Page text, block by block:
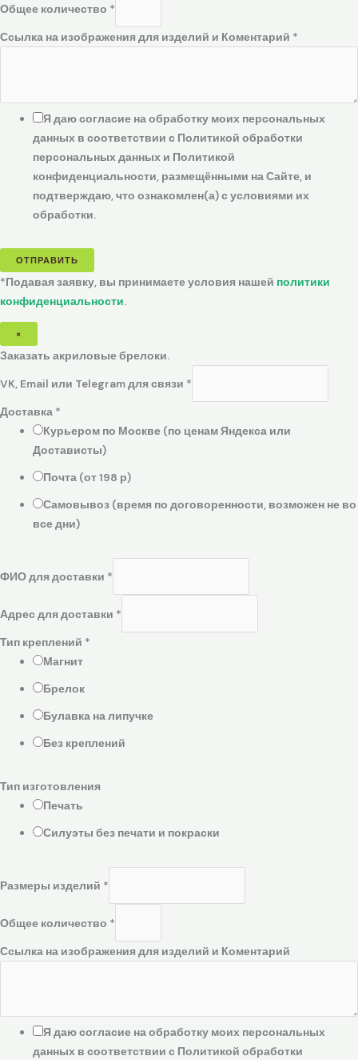
Общее количество *
Ссылка на изображения для изделий и Коментарий *
Я даю согласие на обработку моих персональных
данных в соответствии с Политикой обработки
персональных данных и Политикой
конфиденциальности, размещёнными на Сайте, и
подтверждаю, что ознакомлен(а) с условиями их
обработки.
ОТПРАВИТЬ
*Подавая заявку, вы принимаете условия нашей политики
конфиденциальности.
×
Заказать акриловые брелоки.
VK, Email или Telegram для связи *
Доставка *
Курьером по Москве (по ценам Яндекса или
Достависты)
Почта (от 198 р)
Самовывоз (время по договоренности, возможен не во
все дни)
ФИО для доставки *
Адрес для доставки *
Тип креплений *
Магнит
Брелок
Булавка на липучке
Без креплений
Тип изготовления
Печать
Силуэты без печати и покраски
Размеры изделий *
Общее количество *
Ссылка на изображения для изделий и Коментарий
Я даю согласие на обработку моих персональных
данных в соответствии с Политикой обработки